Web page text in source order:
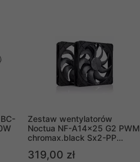
Zestaw wentylatorów
Noctua NF-A14x25 G2 PWM
chromax.black Sx2-PP
(2szt)
319,00 zł